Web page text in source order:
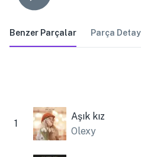
Benzer Parçalar Parça
1
Aşık kız
Olexy